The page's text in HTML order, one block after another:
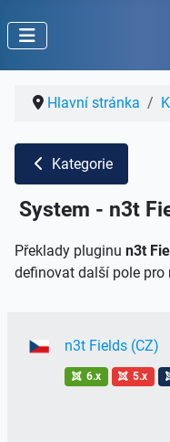
Hlavní stránka
Kategorie
System - n3t
Překlady pluginu n3t
definovat další pole pro
n3t Fields (CZ)
6.x 5.x